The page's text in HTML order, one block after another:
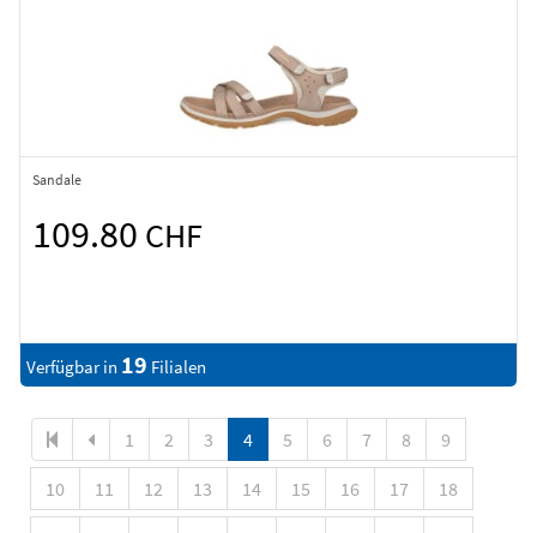
Sandale
109.80 CHF
Verfügbar in 19 Filialen
1 2 3 4 5 6 7 8 9
10 11 12 13 14 15 16 17 18